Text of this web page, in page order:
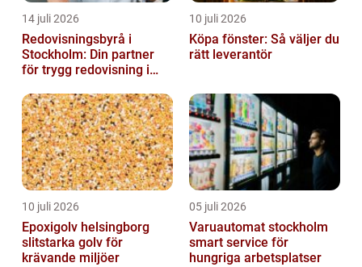
14 juli 2026
Redovisningsbyrå i
Stockholm: Din partner
för trygg redovisning i
10 juli 2026
Köpa fönster: Så väljer du
rätt leverantör
10 juli 2026
Epoxigolv helsingborg
slitstarka golv för
krävande miljöer
05 juli 2026
Varuautomat stockholm
smart service för
hungriga arbetsplatser